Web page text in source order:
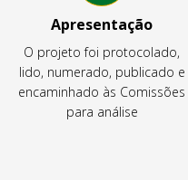
Apresentação
O projeto foi protocolado,
lido, numerado, publicado e
encaminhado às Comissões
para análise